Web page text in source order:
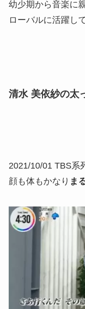
幼少期から音楽に
ローバルに活躍し
清水 美依紗の太
2021/10/01 TBS系
顔も体もかなり ま